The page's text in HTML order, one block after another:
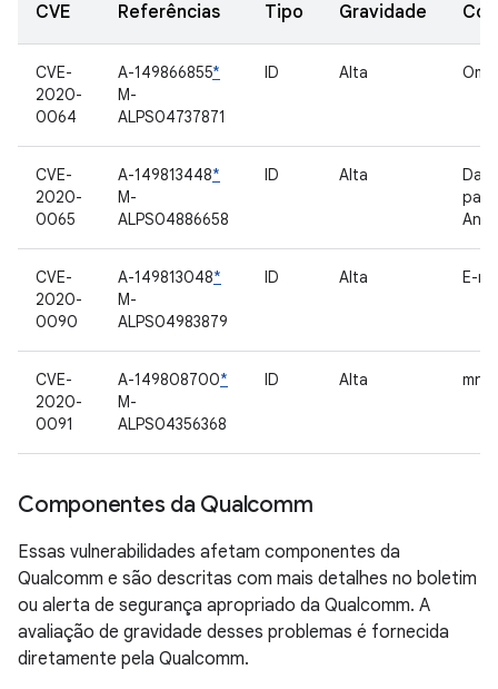
CVE Referências Tipo Gravidade
CVE-
2020-
0064
A-149866855*
M-
ALPS04737871
ID Alta
CVE-
2020-
0065
A-149813448*
M-
ALPS04886658
ID Alta
CVE-
2020-
0090
A-149813048*
M-
ALPS04983879
ID Alta E-
CVE-
2020-
0091
A-149808700*
M-
ALPS04356368
ID Alta mnld
Componentes da Qualcomm
Essas vulnerabilidades afetam componentes da
Qualcomm e são descritas com mais detalhes no boletim
ou alerta de segurança apropriado da Qualcomm. A
avaliação de gravidade desses problemas é fornecida
diretamente pela Qualcomm.